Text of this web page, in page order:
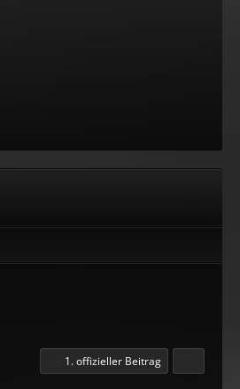
1. offizieller Beitrag